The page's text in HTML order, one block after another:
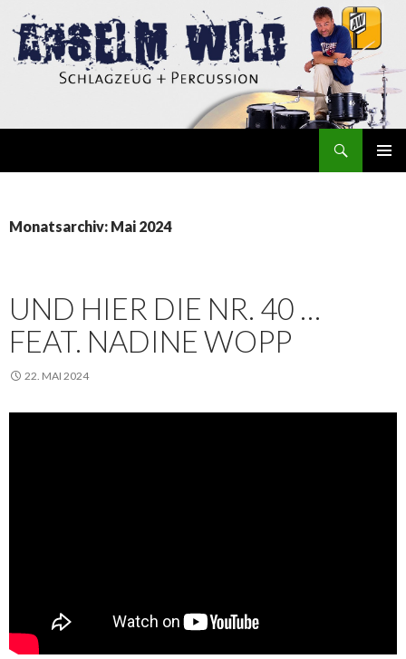
Monatsarchiv: Mai 2024
UND HIER DIE NR. 40 …
FEAT. NADINE WOPP
22. MAI 2024